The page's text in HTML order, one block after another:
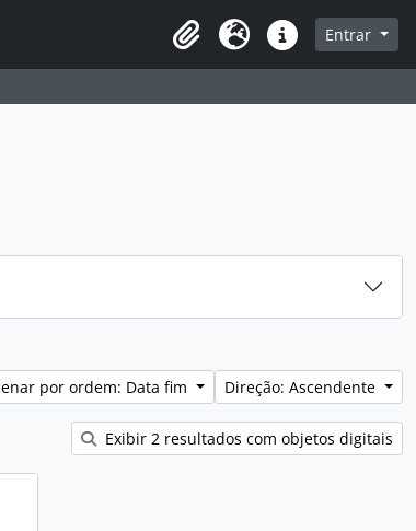
de navegação
Idioma Ligações rápidas
Entrar
por ordem: Data fim
Direção: Ascendente
Exibir 2 resultados com objetos digitais